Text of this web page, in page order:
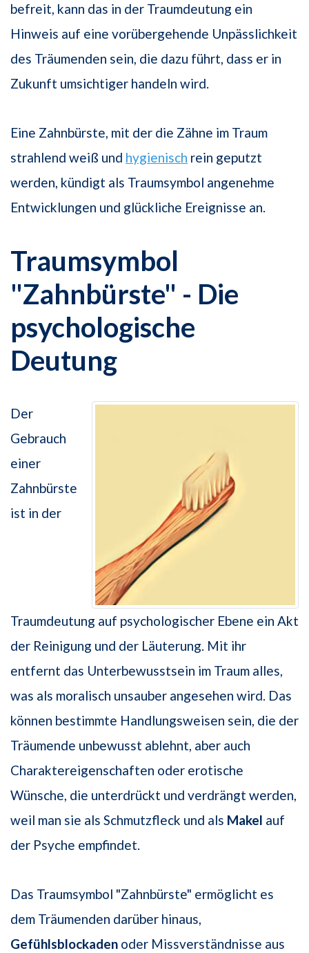
befreit, kann das in der Traumdeutung ein
Hinweis auf eine vorübergehende Unpässlichkeit
des Träumenden sein, die dazu führt, dass er in
Zukunft umsichtiger handeln wird.
Eine Zahnbürste, mit der die Zähne im Traum
strahlend weiß und hygienisch rein geputzt
werden, kündigt als Traumsymbol angenehme
Entwicklungen und glückliche Ereignisse an.
Traumsymbol
"Zahnbürste" - Die
psychologische
Deutung
Der
Gebrauch
einer
Zahnbürste
ist in der
Traumdeutung auf psychologischer Ebene ein Akt
der Reinigung und der Läuterung. Mit ihr
entfernt das Unterbewusstsein im Traum alles,
was als moralisch unsauber angesehen wird. Das
können bestimmte Handlungsweisen sein, die der
Träumende unbewusst ablehnt, aber auch
Charaktereigenschaften oder erotische
Wünsche, die unterdrückt und verdrängt werden,
weil man sie als Schmutzfleck und als Makel auf
der Psyche empfindet.
Das Traumsymbol "Zahnbürste" ermöglicht es
dem Träumenden darüber hinaus,
Gefühlsblockaden oder Missverständnisse aus